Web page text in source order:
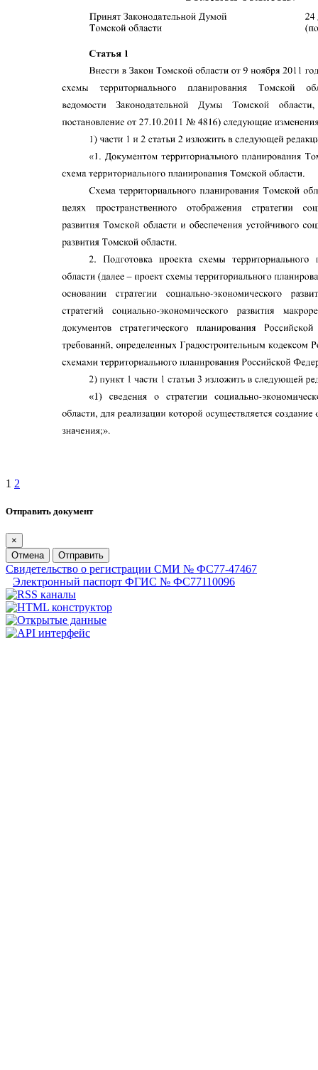
1 2
Отправить документ
×
Отмена
Отправить
Свидетельство о регистрации СМИ № ФС77-47467
Электронный паспорт ФГИС № ФС77110096